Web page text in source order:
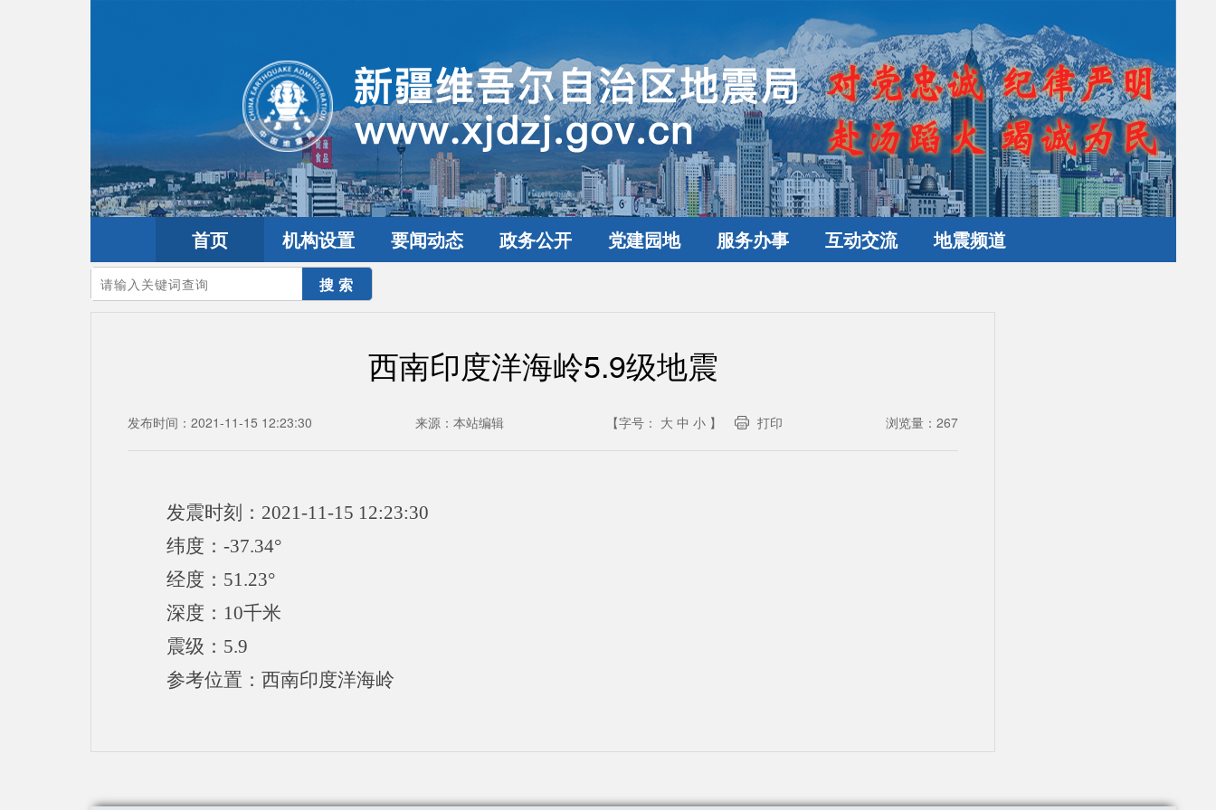
首页 机构设置 要闻动态 政务公开 党建园地 服务办事 互动交流 地震频道
您的当前位置：首页>地震频道 全球震讯
西南印度洋海岭5.9级地震
发布时间：2021-11-15 12:23:30 来源： 本站编辑 【字号： 大 中 小 】 打印 浏览量： 267
发震时刻：2021-11-15 12:23:30
纬度：-37.34°
经度：51.23°
深度：10千米
震级：5.9
参考位置：西南印度洋海岭